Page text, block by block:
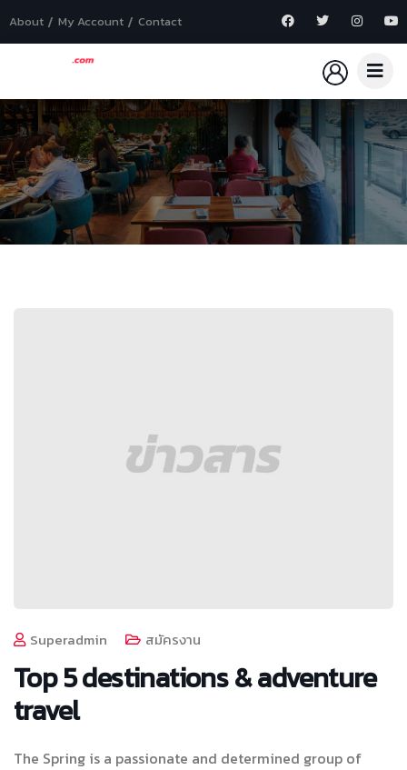
About My Account Contact
Superadmin สมัครงาน
Top 5 destinations & adventure
travel
The Spring is a passionate and determined group of